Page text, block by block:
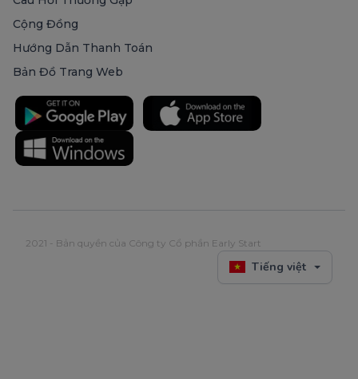
Cộng Đồng
Hướng Dẫn Thanh Toán
Bản Đồ Trang Web
2021 - Bản quyền của Công ty Cổ phần Early Start
Tiếng việt